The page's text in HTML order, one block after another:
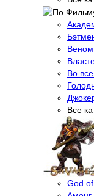
Веном
Во
Все
God